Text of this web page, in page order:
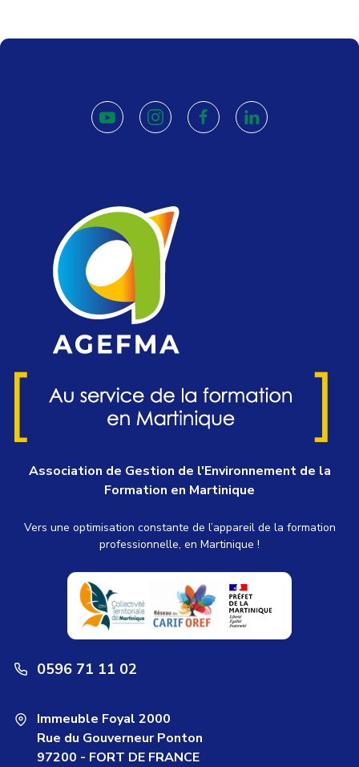
youtube instagramfacebooklinkedin
Association de Gestion de l'Environnement de la
Formation en Martinique
Vers une optimisation constante de l’appareil de la formation
professionnelle, en Martinique !
0596 71 11 02
Immeuble Foyal 2000
Rue du Gouverneur Ponton
97200 - FORT DE FRANCE